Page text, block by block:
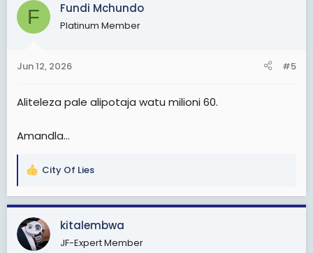
F Fundi Mchundo
Platinum Member
Jun 12, 2026 #5
Aliteleza pale alipotaja watu milioni 60.
Amandla...
R
a
c
t
i
City Of Lies
kitalembwa
JF-Expert Member